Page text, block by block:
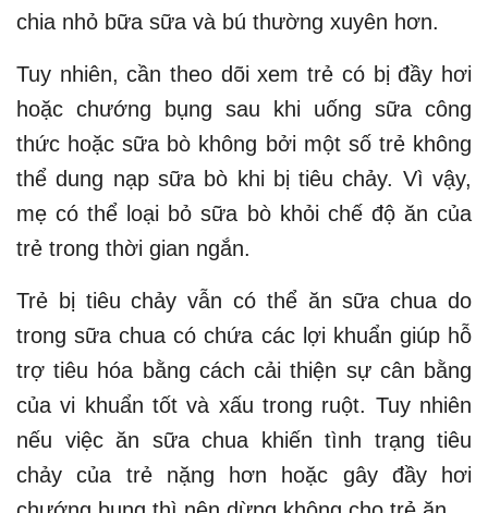
chia nhỏ bữa sữa và bú thường xuyên hơn.
Tuy nhiên, cần theo dõi xem trẻ có bị đầy hơi
hoặc chướng bụng sau khi uống sữa công
thức hoặc sữa bò không bởi một số trẻ không
thể dung nạp sữa bò khi bị tiêu chảy. Vì vậy,
mẹ có thể loại bỏ sữa bò khỏi chế độ ăn của
trẻ trong thời gian ngắn.
Trẻ bị tiêu chảy vẫn có thể ăn sữa chua do
trong sữa chua có chứa các lợi khuẩn giúp hỗ
trợ tiêu hóa bằng cách cải thiện sự cân bằng
của vi khuẩn tốt và xấu trong ruột. Tuy nhiên
nếu việc ăn sữa chua khiến tình trạng tiêu
chảy của trẻ nặng hơn hoặc gây đầy hơi